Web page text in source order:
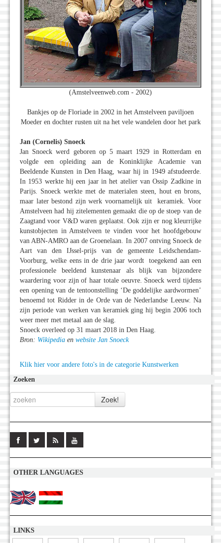
(Amstelveenweb.com - 2002)
Bankjes op de Floriade in 2002 in het Amstelveen paviljoen
Moeder en dochter rusten uit na het vele wandelen door het park
Jan (Cornelis) Snoeck
Jan Snoeck werd geboren op 5 maart 1929 in Rotterdam en
volgde een opleiding aan de Koninklijke Academie van
Beeldende Kunsten in Den Haag, waar hij in 1949 afstudeerde.
In 1953 werkte hij een jaar in het atelier van Ossip Zadkine in
Parijs. Snoeck werkte met de materialen steen, hout en brons,
maar later bestond zijn werk voornamelijk uit keramiek. Voor
Amstelveen had hij zitelementen gemaakt die op de stoep van de
Zaagtand voor V&D waren geplaatst. Ook zijn er nog kleurrijke
kunstobjecten in Amstelveen te vinden voor het hoofdgebouw
van ABN-AMRO aan de Groenelaan. In 2007 ontving Snoeck de
Aart van den IJssel-prijs van de gemeente Leidschendam-
Voorburg, welke eens in de drie jaar wordt toegekend aan een
professionele beeldend kunstenaar als blijk van bijzondere
waardering voor zijn of haar totale oeuvre. Snoeck werd tijdens
een opening van de tentoonstelling ‘De goddelijke aardwormen’
benoemd tot Ridder in de Orde van de Nederlandse Leeuw. Na
zijn periode van werken van keramiek ging hij begin 2006 toch
weer meer met metaal aan de slag.
Snoeck overleed op 31 maart 2018 in Den Haag.
Bron: Wikipedia en website Jan Snoeck
Klik hier voor andere foto's in de categorie Kunstwerken
Zoeken
OTHER LANGUAGES
LINKS